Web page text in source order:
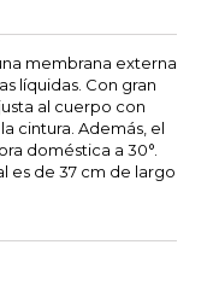
membrana externa
líquidas. Con gran
al cuerpo con
cintura. Además, el
doméstica a 30°.
es de 37 cm de largo